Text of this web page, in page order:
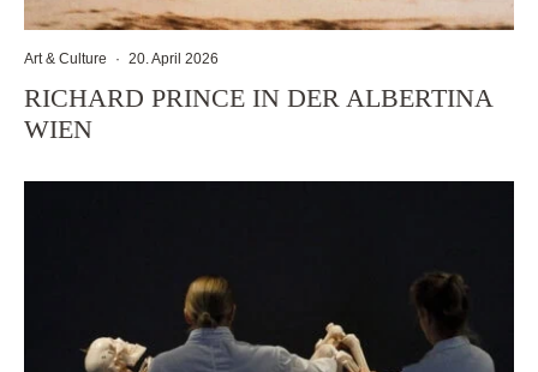
Art & Culture · 20. April 2026
RICHARD PRINCE IN DER ALBERTINA
WIEN